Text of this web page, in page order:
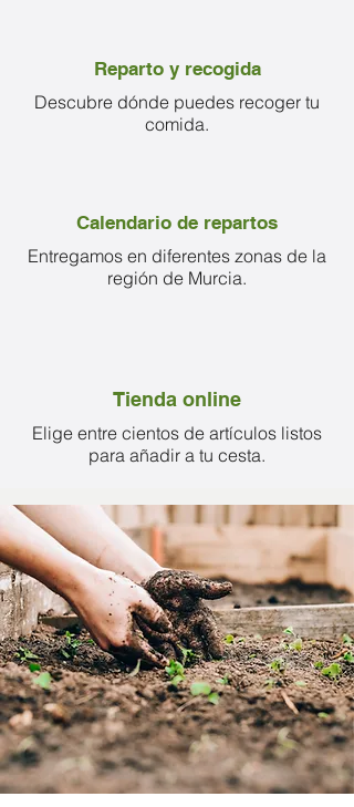
Reparto y recogida
Descubre dónde puedes recoger tu
comida.
Calendario de repartos
Entregamos en diferentes zonas de la
región de Murcia.
Tienda online
Elige entre cientos de artículos listos
para añadir a tu cesta.